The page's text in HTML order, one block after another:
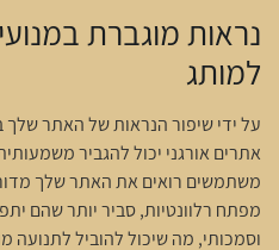
נראות מוגברת
למותג
על ידי שיפור הנראות של האתר שלך
אתרים אורגני יכול להגביר
משתמשים רואים את האתר שלך
מפתח רלוונטיות, סביר יותר שהם
וסמכותי, מה שיכול להוביל לתנועה